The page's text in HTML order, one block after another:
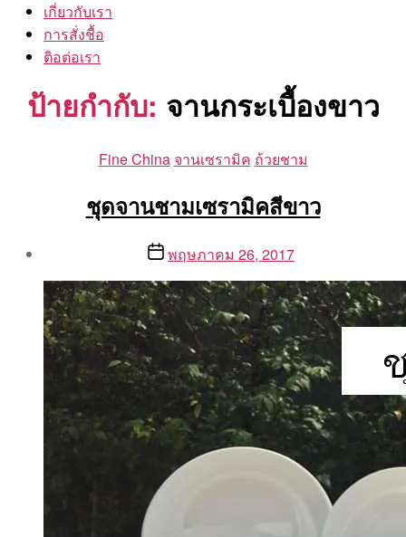
เกี่ยวกับเรา
การสั่งชื้อ
ติอต่อเรา
ป้ายกำกับ: จานกระเบื้องขาว
Categories
Fine China จานเซรามิค ถ้วยชาม
ชุดจานชามเซรามิคสีขาว
By
Aea
Postพฤษภาคม 26, 2017